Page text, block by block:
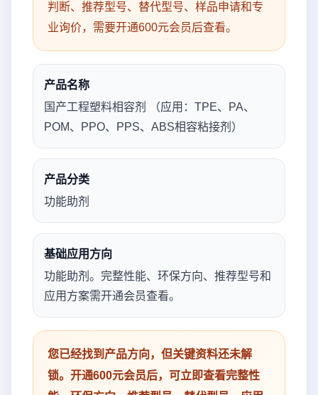
判断、推荐型号、替代型号、样品申请和专
业询价，需要开通600元会员后查看。
产品名称
国产工程塑料相容剂 （应用：TPE、PA、
POM、PPO、PPS、ABS相容粘接剂）
产品分类
功能助剂
基础应用方向
功能助剂。完整性能、环保方向、推荐型号和
应用方案需开通会员查看。
您已经找到产品方向，但关键资料还未解
锁。开通600元会员后，可立即查看完整性